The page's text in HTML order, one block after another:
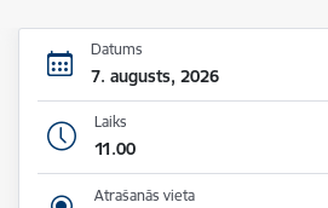
Datums
7. augusts, 2026
Laiks
11.00
Atrašanās vieta